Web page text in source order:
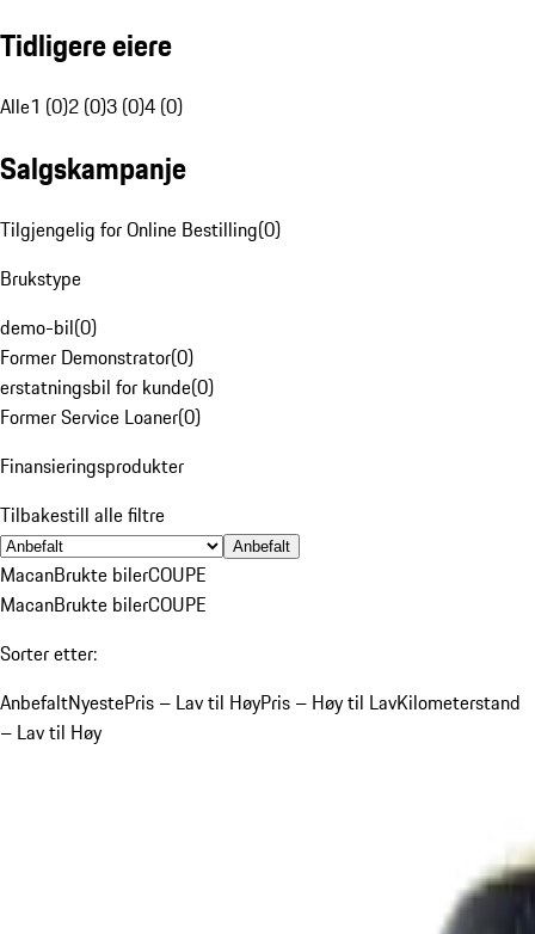
Tidligere eiere
Alle1 (0)2 (0)3 (0)4 (0)
Salgskampanje
Tilgjengelig for Online Bestilling(0)
Brukstype
demo-bil(0)
Former Demonstrator(0)
erstatningsbil for kunde(0)
Former Service Loaner(0)
Finansieringsprodukter
Tilbakestill alle filtre
Anbefalt
MacanBrukte bilerCOUPE
MacanBrukte bilerCOUPE
Sorter etter:
AnbefaltNyestePris – Lav til HøyPris – Høy til LavKilometerstand
– Lav til Høy